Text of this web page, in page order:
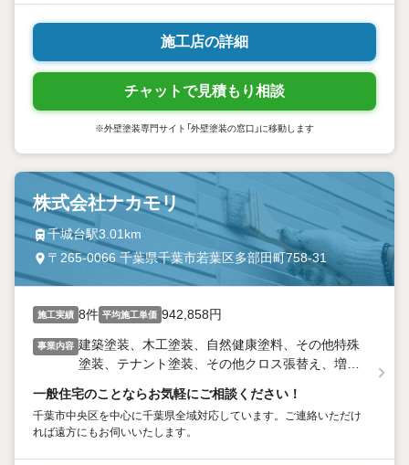
施工店の詳細
チャットで見積もり相談
※外壁塗装専門サイト「外壁塗装の窓口」に移動します
株式会社ナカモリ
千城台駅3.01km
〒265-0066 千葉県千葉市若葉区多部田町758-31
施工実績 8件 平均施工単価 942,858円
事業内容 建築塗装、木工塗装、自然健康塗料、その他特殊
塗装、テナント塗装、その他クロス張替え、増改
戸交換、一般住宅のことならお気軽にご相談くだ
さい。
一般住宅のことならお気軽にご相談ください！
千葉市中央区を中心に千葉県全域対応しています。ご連絡いただけ
れば遠方にもお伺いいたします。